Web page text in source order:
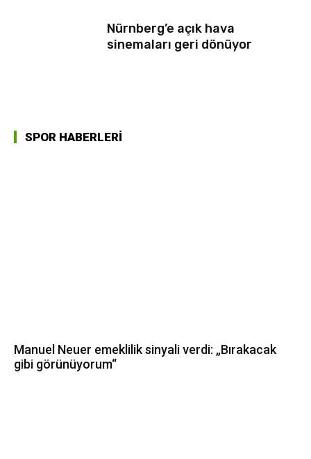
Nürnberg’e açık hava
sinemaları geri dönüyor
SPOR HABERLERİ
Manuel Neuer emeklilik sinyali verdi: „Bırakacak
gibi görünüyorum“